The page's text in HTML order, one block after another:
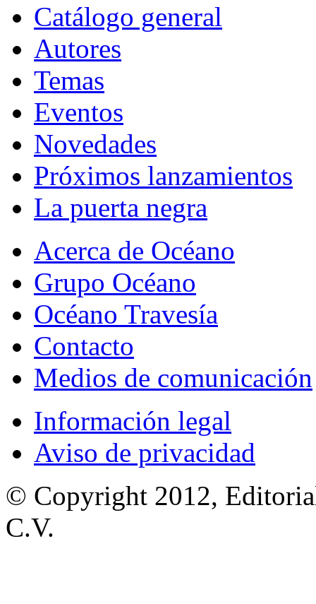
Catálogo general
Autores
Temas
Eventos
Novedades
Próximos lanzamientos
La puerta negra
Acerca de Océano
Grupo Océano
Océano Travesía
Contacto
Medios de comunicación
Información legal
Aviso de privacidad
© Copyright 2012,
C.V.